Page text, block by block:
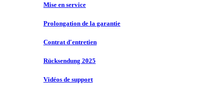
Mise en service
Prolongation de la garantie
Contrat d'entretien
Rücksendung 2025
Vidéos de support